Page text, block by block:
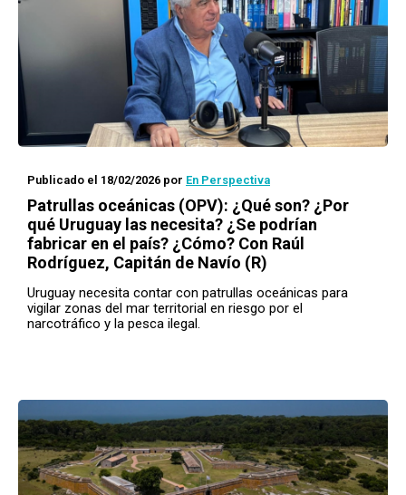
Publicado el 18/02/2026 por En Perspectiva
Patrullas oceánicas (OPV): ¿Qué son? ¿Por
qué Uruguay las necesita? ¿Se podrían
fabricar en el país? ¿Cómo? Con Raúl
Rodríguez, Capitán de Navío (R)
Uruguay necesita contar con patrullas oceánicas para
vigilar zonas del mar territorial en riesgo por el
narcotráfico y la pesca ilegal.